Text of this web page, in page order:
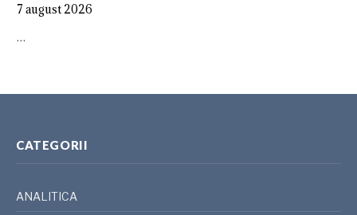
7 august 2026
…
CATEGORII
ANALITICA